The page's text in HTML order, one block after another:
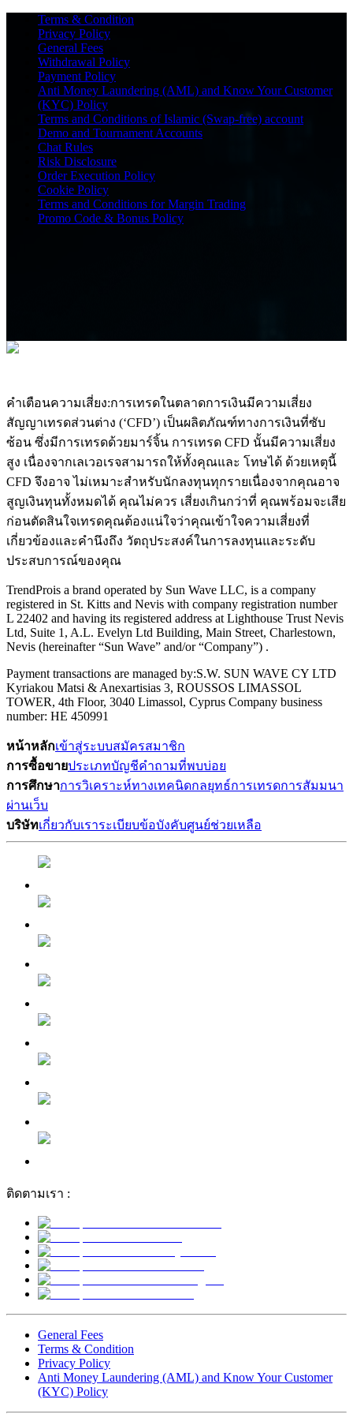
Terms & Condition
Privacy Policy
General Fees
Withdrawal Policy
Payment Policy
Anti Money Laundering (AML) and Know Your Customer
(KYC) Policy
Terms and Conditions of Islamic (Swap-free) account
Demo and Tournament Accounts
Chat Rules
Risk Disclosure
Order Execution Policy
Cookie Policy
Terms and Conditions for Margin Trading
Promo Code & Bonus Policy
คำเตือนความเสี่ยง:การเทรดในตลาดการเงินมีความเสี่ยง
สัญญาเทรดส่วนต่าง (‘CFD’) เป็นผลิตภัณฑ์ทางการเงินที่ซับ
ซ้อน ซึ่งมีการเทรดด้วยมาร์จิ้น การเทรด CFD นั้นมีความเสี่ยง
สูง เนื่องจากเลเวอเรจสามารถให้ทั้งคุณและ โทษได้ ด้วยเหตุนี้
CFD จึงอาจ ไม่เหมาะสำหรับนักลงทุนทุกรายเนื่องจากคุณอาจ
สูญเงินทุนทั้งหมดได้ คุณไม่ควร เสี่ยงเกินกว่าที่ คุณพร้อมจะเสีย
ก่อนตัดสินใจเทรดคุณต้องแน่ใจว่าคุณเข้าใจความเสี่ยงที่
เกี่ยวข้องและคำนึงถึง วัตถุประสงค์ในการลงทุนและระดับ
ประสบการณ์ของคุณ
TrendProis a brand operated by Sun Wave LLC, is a company
registered in St. Kitts and Nevis with company registration number
L 22402 and having its registered address at Lighthouse Trust Nevis
Ltd, Suite 1, A.L. Evelyn Ltd Building, Main Street, Charlestown,
Nevis (hereinafter “Sun Wave” and/or “Company”) .
Payment transactions are managed by:S.W. SUN WAVE CY LTD
Kyriakou Matsi & Anexartisias 3, ROUSSOS LIMASSOL
TOWER, 4th Floor, 3040 Limassol, Cyprus Company business
number: HE 450991
หน้าหลักเข้าสู่ระบบสมัครสมาชิก
การซื้อขายประเภทบัญชีคำถามที่พบบ่อย
การศึกษาการวิเคราะห์ทางเทคนิดกลยุทธ์การเทรดการสัมมนา
ผ่านเว็บ
บริษัทเกี่ยวกับเราระเบียบข้อบังคับศูนย์ช่วยเหลือ
ติดตามเรา :
General Fees
Terms & Condition
Privacy Policy
Anti Money Laundering (AML) and Know Your Customer
(KYC) Policy